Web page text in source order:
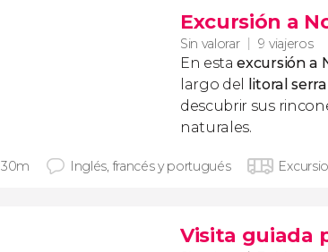
Excursión a
Sin valorar 9 viajeros
En estaexcursión a
largo del
litoral
descubrir sus
naturales.
Inglés, francés y portugués
Visita guiada